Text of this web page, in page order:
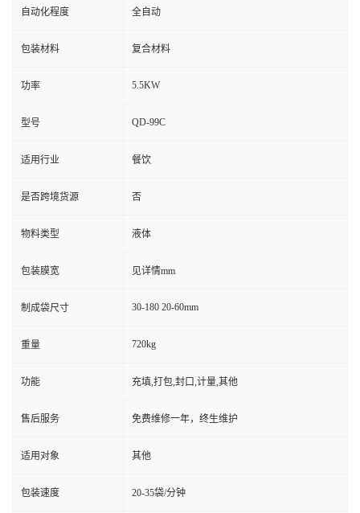
自动化程度 全自动
包装材料 复合材料
功率 5.5KW
型号 QD-99C
适用行业 餐饮
是否跨境货源 否
物料类型 液体
包装膜宽 见详情mm
制成袋尺寸 30-180 20-60mm
重量 720kg
功能 充填,打包,封口,计量,其他
售后服务 免费维修一年，终生维护
适用对象 其他
包装速度 20-35袋/分钟